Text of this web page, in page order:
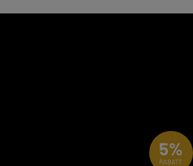
5%
RABATT